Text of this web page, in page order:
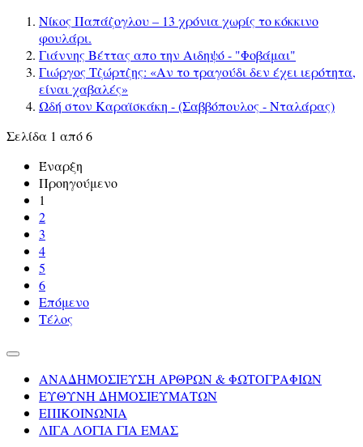
Νίκος Παπάζογλου – 13 χρόνια χωρίς το κόκκινο
φουλάρι.
Γιάννης Βέττας απο την Αιδηψό - "Φοβάμαι"
Γιώργος Τζώρτζης: «Αν το τραγούδι δεν έχει ιερότητα,
είναι χαβαλές»
Ωδή στον Καραϊσκάκη - (Σαββόπουλος - Νταλάρας)
Σελίδα 1 από 6
Έναρξη
Προηγούμενο
1
2
3
4
5
6
Επόμενο
Τέλος
ΑΝΑΔΗΜΟΣΙΕΥΣΗ ΑΡΘΡΩΝ & ΦΩΤΟΓΡΑΦΙΩΝ
ΕΥΘΥΝΗ ΔΗΜΟΣΙΕΥΜΑΤΩΝ
ΕΠΙΚΟΙΝΩΝΙΑ
ΛΙΓΑ ΛΟΓΙΑ ΓΙΑ ΕΜΑΣ